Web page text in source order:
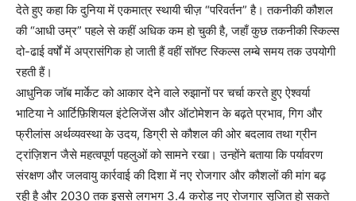
देते हुए कहा कि दुनिया में एकमात्र स्थायी चीज़ “परिवर्तन” है। तकनीकी कौशल
की “आधी उम्र” पहले से कहीं अधिक कम हो चुकी है, जहाँ कुछ तकनीकी स्किल्स
दो-ढाई वर्षों में अप्रासंगिक हो जाती हैं वहीं सॉफ्ट स्किल्स लम्बे समय तक उपयोगी
रहती हैं।
आधुनिक जॉब मार्केट को आकार देने वाले रुझानों पर चर्चा करते हुए ऐश्वर्या
भाटिया ने आर्टिफ़िशियल इंटेलिजेंस और ऑटोमेशन के बढ़ते प्रभाव, गिग और
फ्रीलांस अर्थव्यवस्था के उदय, डिग्री से कौशल की ओर बदलाव तथा ग्रीन
ट्रांज़िशन जैसे महत्वपूर्ण पहलुओं को सामने रखा। उन्होंने बताया कि पर्यावरण
संरक्षण और जलवायु कार्रवाई की दिशा में नए रोजगार और कौशलों की मांग बढ़
रही है और 2030 तक इससे लगभग 3.4 करोड़ नए रोजगार सृजित हो सकते